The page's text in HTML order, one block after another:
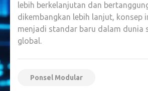
lebih berkelanjutan dan
dikembangkan lebih lanjut, konsep
menjadi standar baru dalam dunia
global.
Ponsel Modular